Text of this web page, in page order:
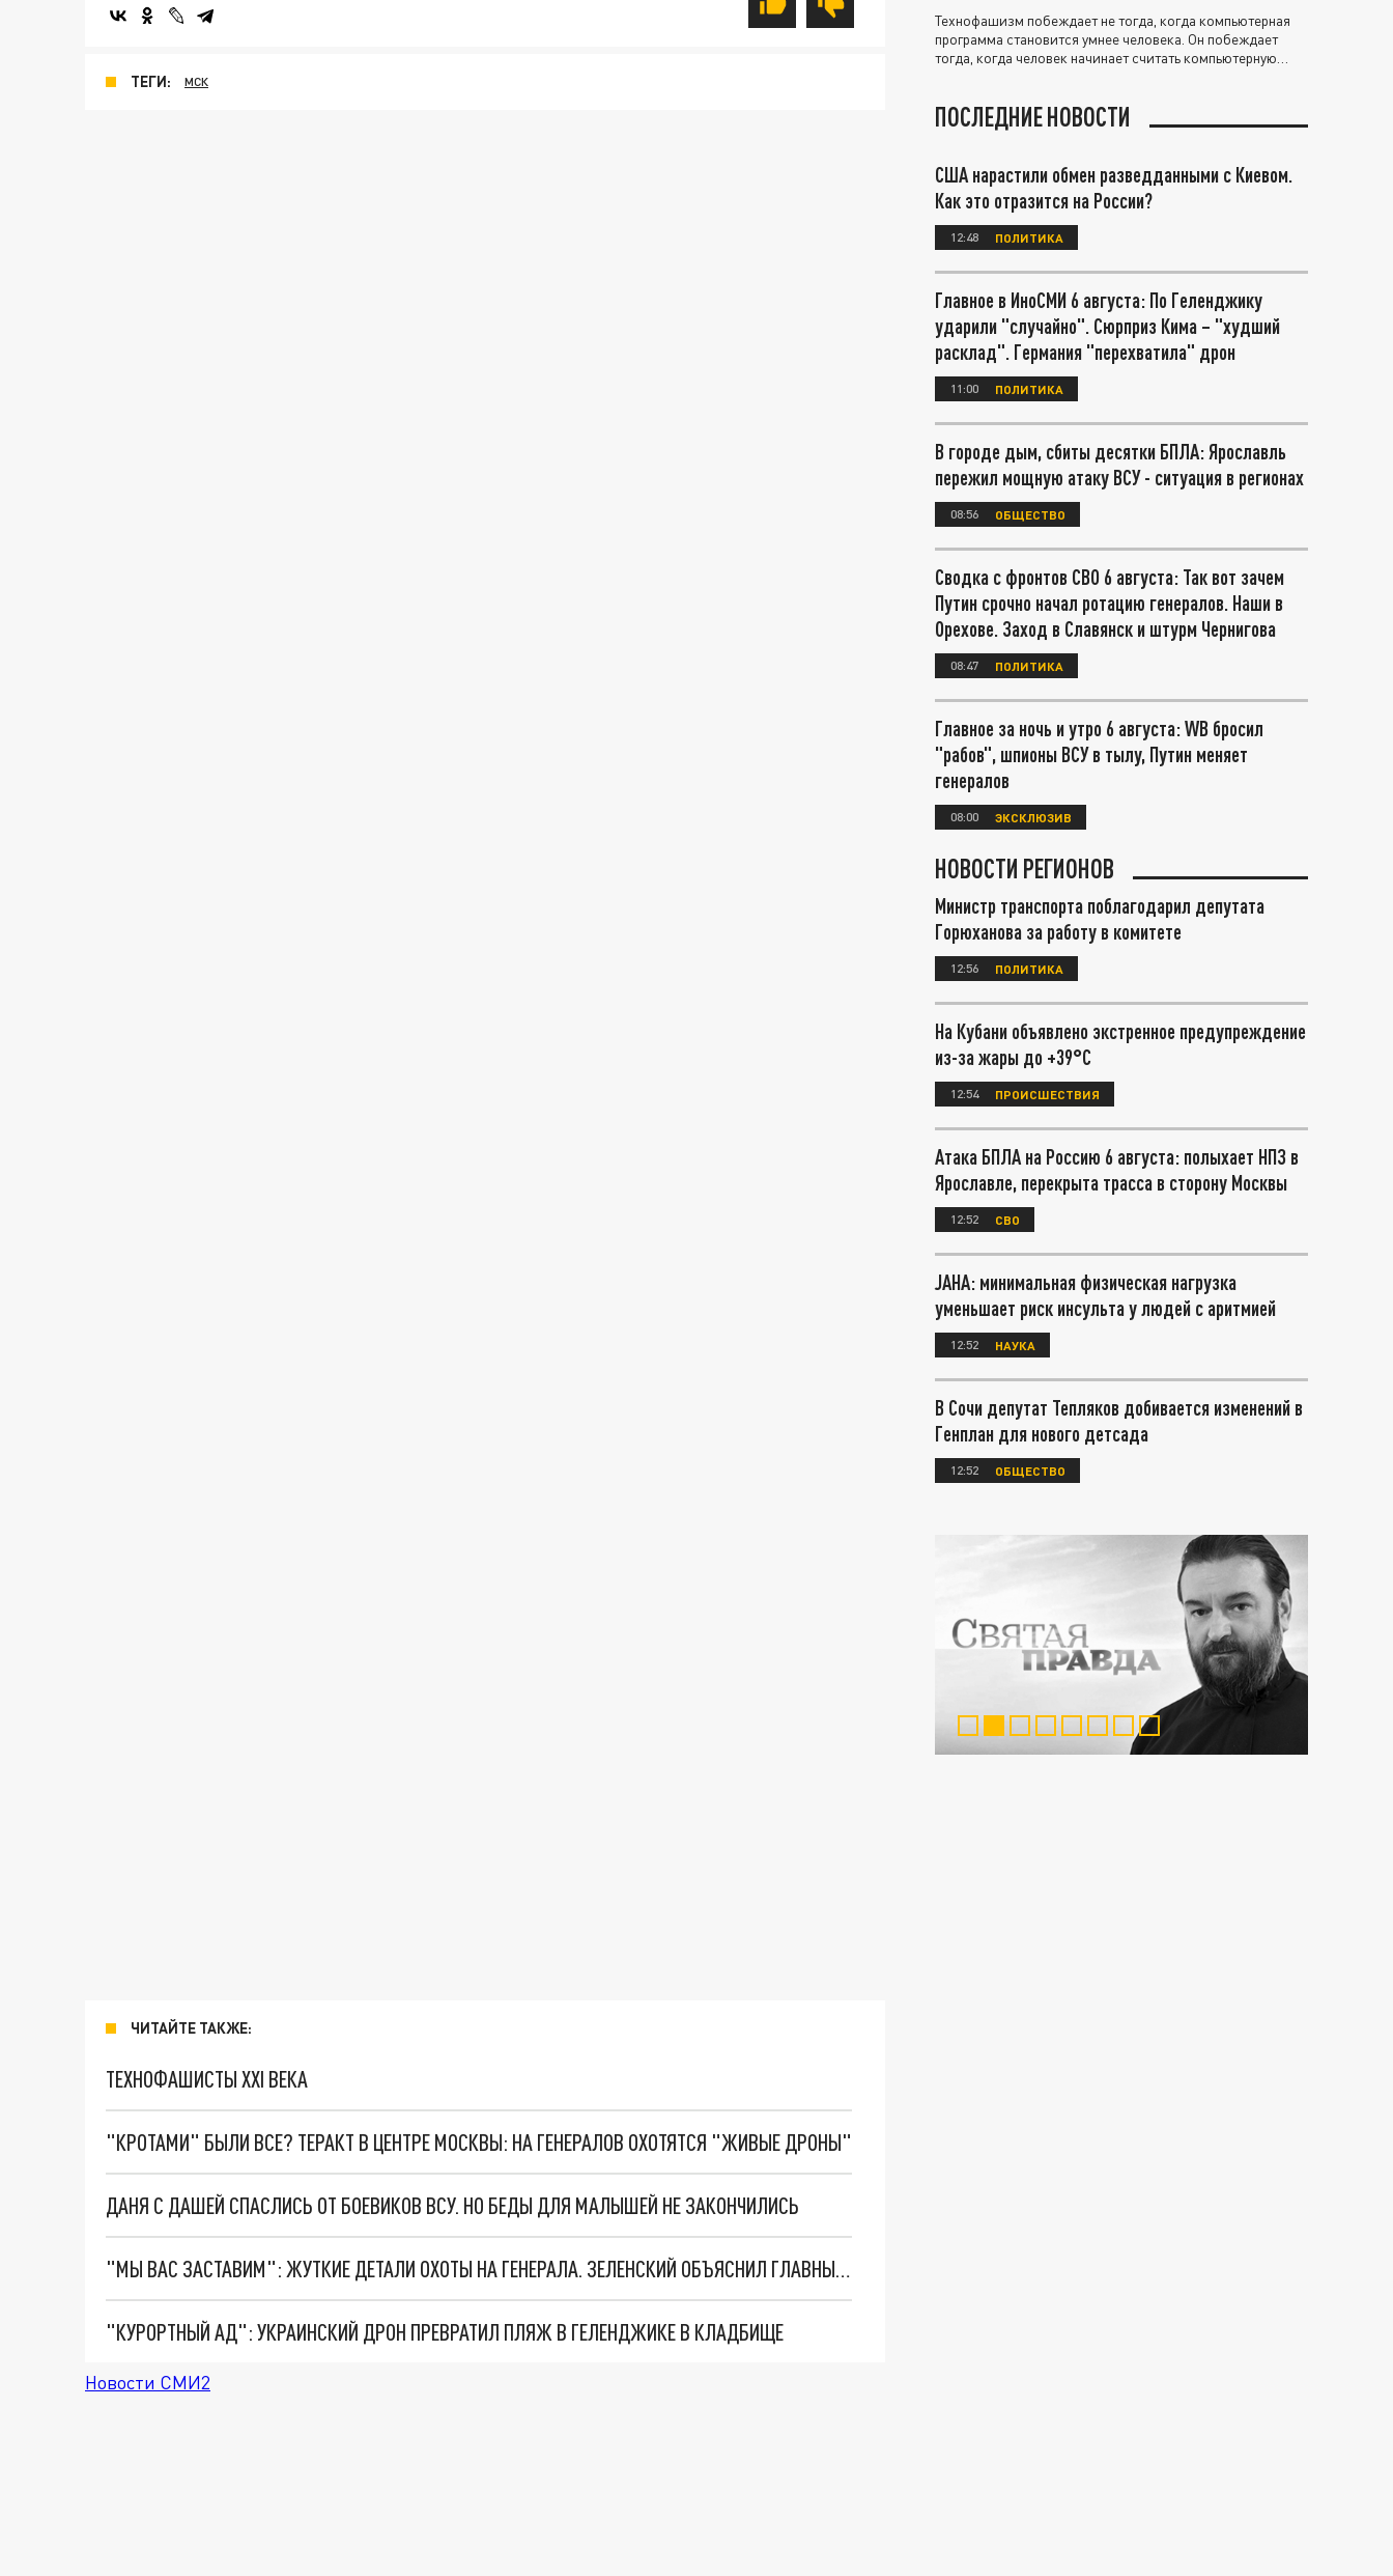
ТЕГИ: МСК
ЧИТАЙТЕ ТАКЖЕ:
ТЕХНОФАШИСТЫ XXI ВЕКА
"КРОТАМИ" БЫЛИ ВСЕ? ТЕРАКТ В ЦЕНТРЕ МОСКВЫ: НА ГЕНЕРАЛОВ ОХОТЯТСЯ "ЖИВЫЕ ДРОНЫ"
ДАНЯ С ДАШЕЙ СПАСЛИСЬ ОТ БОЕВИКОВ ВСУ. НО БЕДЫ ДЛЯ МАЛЫШЕЙ НЕ ЗАКОНЧИЛИСЬ
"МЫ ВАС ЗАСТАВИМ": ЖУТКИЕ ДЕТАЛИ ОХОТЫ НА ГЕНЕРАЛА. ЗЕЛЕНСКИЙ ОБЪЯСНИЛ ГЛАВНЫЙ СМЫСЛ ТЕРАКТА В ЦЕНТРЕ МОСКВЫ
"КУРОРТНЫЙ АД": УКРАИНСКИЙ ДРОН ПРЕВРАТИЛ ПЛЯЖ В ГЕЛЕНДЖИКЕ В КЛАДБИЩЕ
Новости СМИ2
Технофашизм побеждает не тогда, когда компьютерная
программа становится умнее человека. Он побеждает
тогда, когда человек начинает считать компьютерную
ПОСЛЕДНИЕ НОВОСТИ
США нарастили обмен разведданными с Киевом.
Как это отразится на России?
12:48 ПОЛИТИКА
Главное в ИноСМИ 6 августа: По Геленджику
ударили "случайно". Сюрприз Кима – "худший
расклад". Германия "перехватила" дрон
11:00 ПОЛИТИКА
В городе дым, сбиты десятки БПЛА: Ярославль
пережил мощную атаку ВСУ - ситуация в регионах
08:56 ОБЩЕСТВО
Сводка с фронтов СВО 6 августа: Так вот зачем
Путин срочно начал ротацию генералов. Наши в
Орехове. Заход в Славянск и штурм Чернигова
08:47 ПОЛИТИКА
Главное за ночь и утро 6 августа: WB бросил
"рабов", шпионы ВСУ в тылу, Путин меняет
генералов
08:00 ЭКСКЛЮЗИВ
НОВОСТИ РЕГИОНОВ
Министр транспорта поблагодарил депутата
Горюханова за работу в комитете
12:56 ПОЛИТИКА
На Кубани объявлено экстренное предупреждение
из-за жары до +39°С
12:54 ПРОИСШЕСТВИЯ
Атака БПЛА на Россию 6 августа: полыхает НПЗ в
Ярославле, перекрыта трасса в сторону Москвы
12:52 СВО
JAHA: минимальная физическая нагрузка
уменьшает риск инсульта у людей с аритмией
12:52 НАУКА
В Сочи депутат Тепляков добивается изменений в
Генплан для нового детсада
12:52 ОБЩЕСТВО